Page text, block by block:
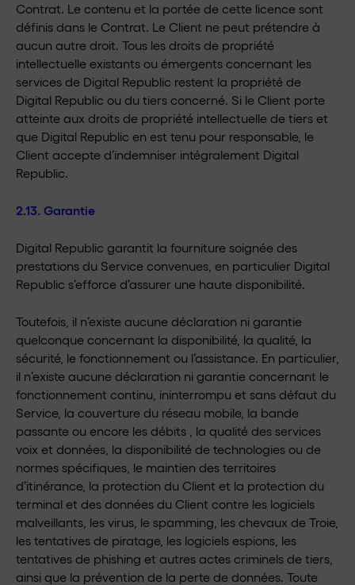
Contrat. Le contenu et la portée de cette licence sont
définis dans le Contrat. Le Client ne peut prétendre à
aucun autre droit. Tous les droits de propriété
intellectuelle existants ou émergents concernant les
services de Digital Republic restent la propriété de
Digital Republic ou du tiers concerné. Si le Client porte
atteinte aux droits de propriété intellectuelle de tiers et
que Digital Republic en est tenu pour responsable, le
Client accepte d’indemniser intégralement Digital
Republic.
2.13. Garantie
Digital Republic garantit la fourniture soignée des
prestations du Service convenues, en particulier Digital
Republic s’efforce d’assurer une haute disponibilité.
Toutefois, il n’existe aucune déclaration ni garantie
quelconque concernant la disponibilité, la qualité, la
sécurité, le fonctionnement ou l’assistance. En particulier,
il n’existe aucune déclaration ni garantie concernant le
fonctionnement continu, ininterrompu et sans défaut du
Service, la couverture du réseau mobile, la bande
passante ou encore les débits , la qualité des services
voix et données, la disponibilité de technologies ou de
normes spécifiques, le maintien des territoires
d’itinérance, la protection du Client et la protection du
terminal et des données du Client contre les logiciels
malveillants, les virus, le spamming, les chevaux de Troie,
les tentatives de piratage, les logiciels espions, les
tentatives de phishing et autres actes criminels de tiers,
ainsi que la prévention de la perte de données. Toute